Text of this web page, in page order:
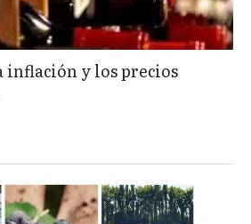
inflación y los precios